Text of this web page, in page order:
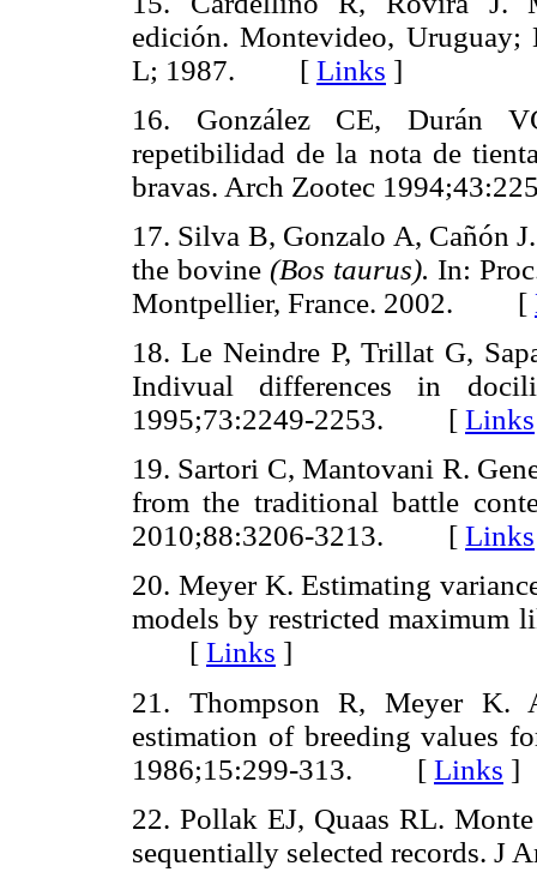
edición. Montevideo,
L; 1987. [ Links ]
16. González CE, Durán
repetibilidad de la nota de
bravas. Arch Zootec
17. Silva B, Gonzalo A, Cañón
the bovine(Bos taurus). In:
Montpellier, France. 2002. [
18. Le Neindre P, Trillat G,
Indivual differences in
1995;73:2249-2253. [ Links
19. Sartori C, Mantovani R.
from the traditional battle
2010;88:3206-3213. [ Links
20. Meyer K. Estimating
models by restricted maximum
[ Links ]
21. Thompson R, Meyer K.
estimation of breeding values
1986;15:299-313. [ Links ]
22. Pollak EJ, Quaas RL.
sequentially selected